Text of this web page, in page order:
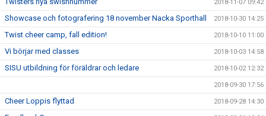
2018-11-07 09:42
Showcase och fotografering 18 november Nacka Sporthall 2018-10-30 14:25
Twist cheer camp, fall edition! 2018-10-10 11:00
Vi börjar med classes 2018-10-03 14:58
SISU utbildning för föräldrar och ledare 2018-10-02 12:32
2018-09-30 17:56
Cheer Loppis flyttad 2018-09-28 14:30